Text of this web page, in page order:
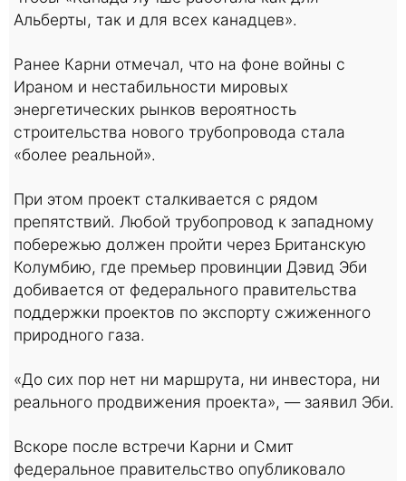
Альберты, так и для всех канадцев».
Ранее Карни отмечал, что на фоне войны с
Ираном и нестабильности мировых
энергетических рынков вероятность
строительства нового трубопровода стала
«более реальной».
При этом проект сталкивается с рядом
препятствий. Любой трубопровод к западному
побережью должен пройти через Британскую
Колумбию, где премьер провинции Дэвид Эби
добивается от федерального правительства
поддержки проектов по экспорту сжиженного
природного газа.
«До сих пор нет ни маршрута, ни инвестора, ни
реального продвижения проекта», — заявил Эби.
Вскоре после встречи Карни и Смит
федеральное правительство опубликовало